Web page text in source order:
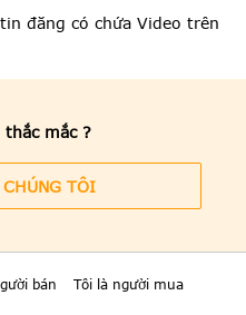
đăng có chứa Video trên
thắc mắc ?
TÔI
bán Tôi là người mua